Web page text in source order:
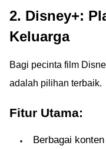
2. Disney+:
Keluarga
Bagi pecinta film
adalah pilihan terbaik.
Fitur Utama:
Berbagai